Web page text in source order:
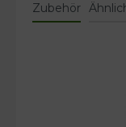
Zubehör